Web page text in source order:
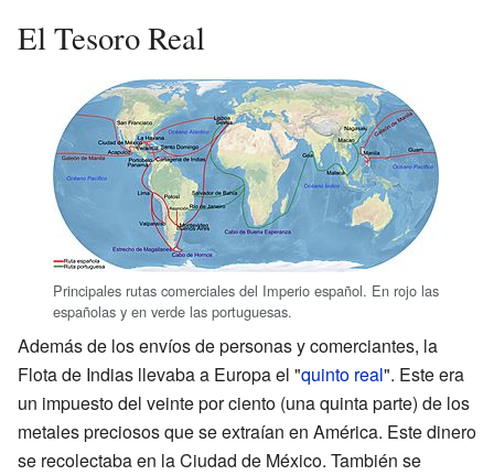
El Tesoro Real
Principales rutas comerciales del Imperio español. En rojo las
españolas y en verde las portuguesas.
Además de los envíos de personas y comerciantes, la
Flota de Indias llevaba a Europa el "quinto real". Este era
un impuesto del veinte por ciento (una quinta parte) de los
metales preciosos que se extraían en América. Este dinero
se recolectaba en la Ciudad de México. También se